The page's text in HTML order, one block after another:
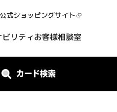
公式ショッピングサイト
リティお客様相談室
カード検索